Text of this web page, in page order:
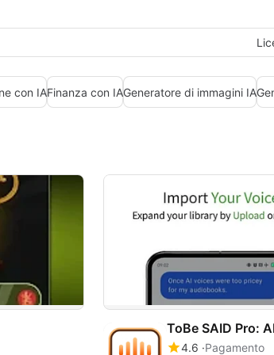
con IAFinanza con IAGeneratore di immagini IA
4.6 Pagamento